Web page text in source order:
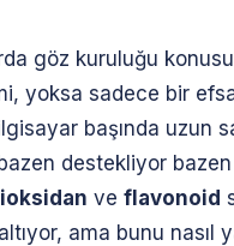
göz kuruluğu
yoksa sadece bir
başında uzun
destekliyor
ve flavonoid
ama bunu nasıl